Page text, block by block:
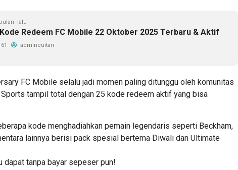
lalu
Redeem FC Mobile 22 Oktober 2025 Terbaru & Aktif
admincuitan
FC Mobile selalu jadi momen paling ditunggu oleh komunitas
Sports tampil total dengan 25 kode redeem aktif yang bisa
kode menghadiahkan pemain legendaris seperti Beckham,
lainnya berisi pack spesial bertema Diwali dan Ultimate
dapat tanpa bayar sepeser pun!